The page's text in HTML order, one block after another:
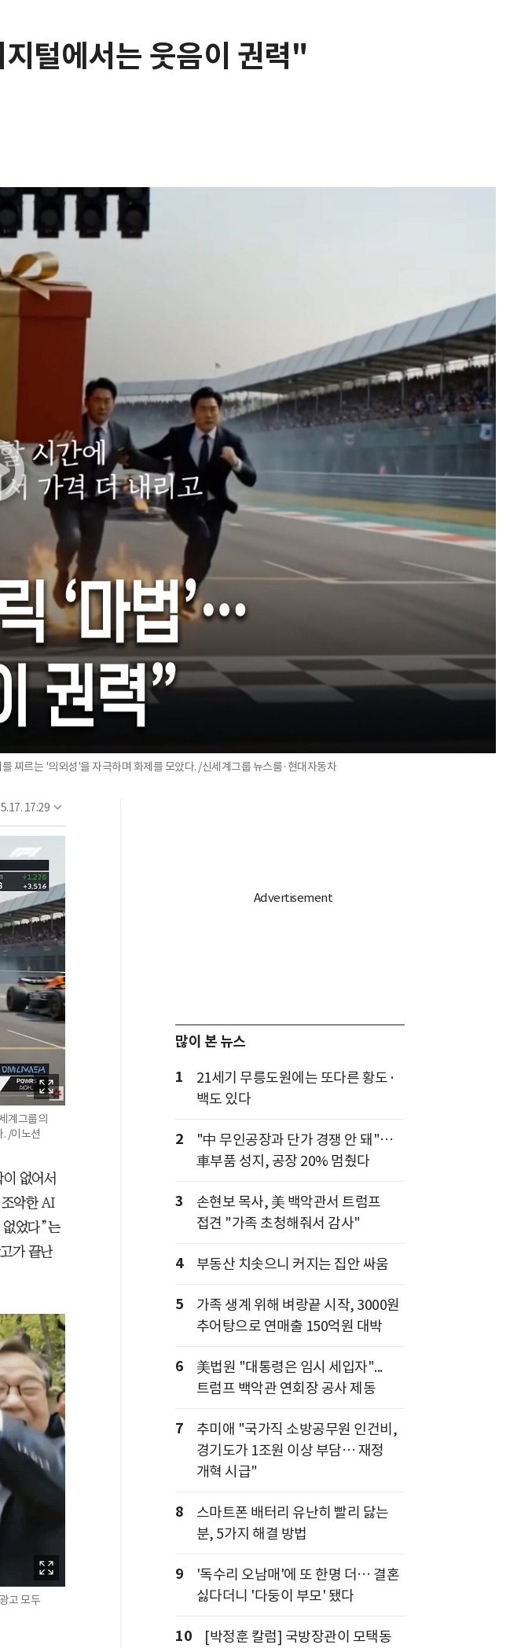
털에서는 웃음이 권력"
찌르는 '의외성'을 자극하며 화제를 모았다. /신세계그룹 뉴스룸·현대자동차
17:29
계그룹의
/이노션
없어서
악한 AI
없었다”는
가 끝난
고 모두
많이 본 뉴스
1
21세기 무릉도원에는 또다른 황도·
백도 있다
2
"中 무인공장과 단가 경쟁 안 돼"…
車부품 성지, 공장 20% 멈췄다
3
손현보 목사, 美 백악관서 트럼프
접견 "가족 초청해줘서 감사"
4 부동산 치솟으니 커지는 집안 싸움
5
가족 생계 위해 벼랑끝 시작, 3000원
추어탕으로 연매출 150억원 대박
6
美법원 "대통령은 임시 세입자"...
트럼프 백악관 연회장 공사 제동
7
추미애 "국가직 소방공무원 인건비,
경기도가 1조원 이상 부담… 재정
개혁 시급"
8
스마트폰 배터리 유난히 빨리 닳는
분, 5가지 해결 방법
9
'독수리 오남매'에 또 한명 더… 결혼
싫다더니 '다둥이 부모' 됐다
10
[박정훈 칼럼] 국방장관이 모택동